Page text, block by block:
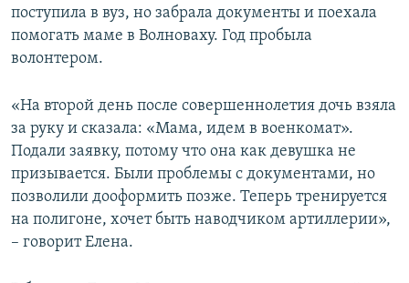
поступила в вуз, но забрала документы и поехала
помогать маме в Волноваху. Год пробыла
волонтером.
«На второй день после совершеннолетия дочь взяла
за руку и сказала: «Мама, идем в военкомат».
Подали заявку, потому что она как девушка не
призывается. Были проблемы с документами, но
позволили дооформить позже. Теперь тренируется
на полигоне, хочет быть наводчиком артиллерии»,
– говорит Елена.